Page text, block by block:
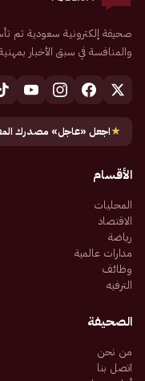
والمنافسة في سبق الأخبار
★اجعل «عاجل» مصدرك
الأقسام
المحليات
الاقتصاد
رياضة
مدارات عالمية
وظائف
الترفيه
الصحيفة
من نحن
اتصل بنا